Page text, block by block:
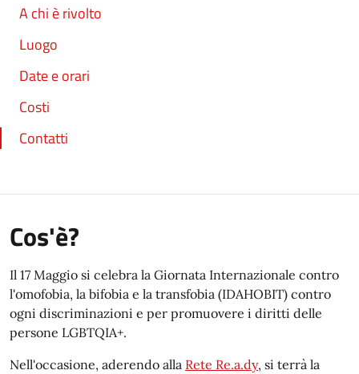
A chi è rivolto
Luogo
Date e orari
Costi
Contatti
Cos'è?
Il 17 Maggio si celebra la Giornata Internazionale contro
l'omofobia, la bifobia e la transfobia (IDAHOBIT) contro
ogni discriminazioni e per promuovere i diritti delle
persone LGBTQIA+.
Nell'occasione, aderendo alla Rete Re.a.dy, si terrà la